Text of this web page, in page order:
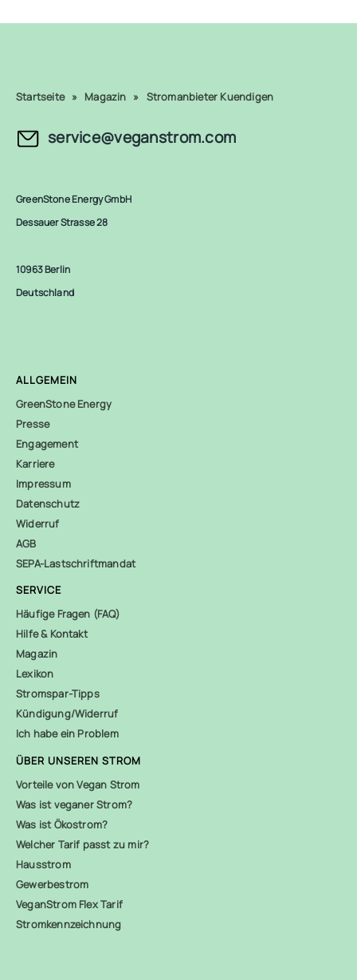
Startseite » Magazin » Stromanbieter Kuendigen
service@veganstrom.com
GreenStone Energy GmbH
Dessauer Strasse 28
10963 Berlin
Deutschland
ALLGEMEIN
GreenStone Energy
Presse
Engagement
Karriere
Impressum
Datenschutz
Widerruf
AGB
SEPA-Lastschriftmandat
SERVICE
Häufige Fragen (FAQ)
Hilfe & Kontakt
Magazin
Lexikon
Stromspar-Tipps
Kündigung/Widerruf
Ich habe ein Problem
ÜBER UNSEREN STROM
Vorteile von Vegan Strom
Was ist veganer Strom?
Was ist Ökostrom?
Welcher Tarif passt zu mir?
Hausstrom
Gewerbestrom
VeganStrom Flex Tarif
Stromkennzeichnung